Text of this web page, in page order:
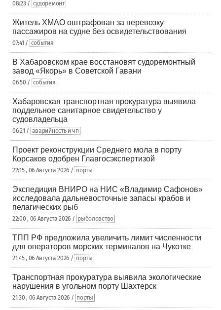
08:23 / судоремонт
Житель ХМАО оштрафован за перевозку
пассажиров на судне без освидетельствования
07:41 / события
В Хабаровском крае восстановят судоремонтный
завод «Якорь» в Советской Гавани
06:50 / события
Хабаровская транспортная прокуратура выявила
поддельное санитарное свидетельство у
судовладельца
06:21 / аварийность и чп
Проект реконструкции Среднего мола в порту
Корсаков одобрен Главгосэкспертизой
22:15 , 06 Августа 2026 / порты
Экспедиция ВНИРО на НИС «Владимир Сафонов»
исследовала дальневосточные запасы крабов и
пелагических рыб
22:00 , 06 Августа 2026 / рыболовство
ТПП РФ предложила увеличить лимит численности
для операторов морских терминалов на Чукотке
21:45 , 06 Августа 2026 / порты
Транспортная прокуратура выявила экологические
нарушения в угольном порту Шахтерск
21:30 , 06 Августа 2026 / порты